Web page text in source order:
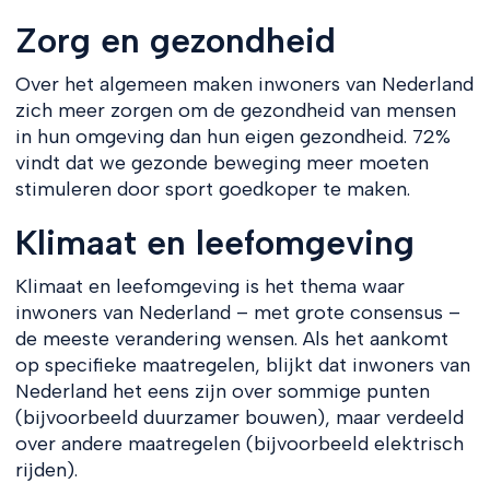
Zorg en gezondheid
Over het algemeen maken inwoners van Nederland
zich meer zorgen om de gezondheid van mensen
in hun omgeving dan hun eigen gezondheid. 72%
vindt dat we gezonde beweging meer moeten
stimuleren door sport goedkoper te maken.
Klimaat en leefomgeving
Klimaat en leefomgeving is het thema waar
inwoners van Nederland – met grote consensus –
de meeste verandering wensen. Als het aankomt
op specifieke maatregelen, blijkt dat inwoners van
Nederland het eens zijn over sommige punten
(bijvoorbeeld duurzamer bouwen), maar verdeeld
over andere maatregelen (bijvoorbeeld elektrisch
rijden).